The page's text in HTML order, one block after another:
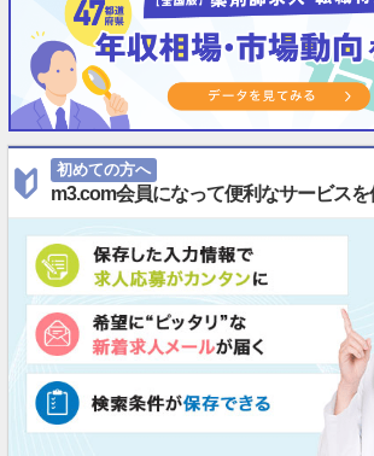
初めての方へ
m3.com会員になって便利なサービスを